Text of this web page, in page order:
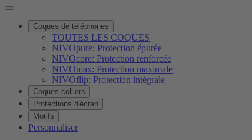
Coques de téléphones
TOUTES LES COQUES
NIVOpure: Protection épurée
NIVOcore: Protection renforcée
NIVOmax: Protection maximale
NIVOflip: Protection intégrale
Coques colliers
Protections d'écran
Motifs
Personnaliser